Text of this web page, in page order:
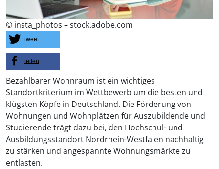
© insta_photos – stock.adobe.com
tweet
teilen
Bezahlbarer Wohnraum ist ein wichtiges
Standortkriterium im Wettbewerb um die besten und
klügsten Köpfe in Deutschland. Die Förderung von
Wohnungen und Wohnplätzen für Auszubildende und
Studierende trägt dazu bei, den Hochschul- und
Ausbildungsstandort Nordrhein-Westfalen nachhaltig
zu stärken und angespannte Wohnungsmärkte zu
entlasten.